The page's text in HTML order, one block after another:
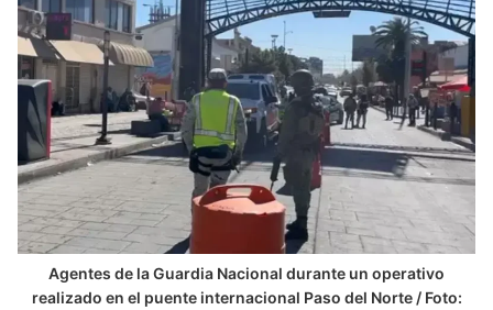
Agentes de la Guardia Nacional durante un operativo
realizado en el puente internacional Paso del Norte / Foto: